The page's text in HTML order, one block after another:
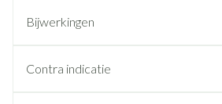
Bijwerkingen
Contra indicatie